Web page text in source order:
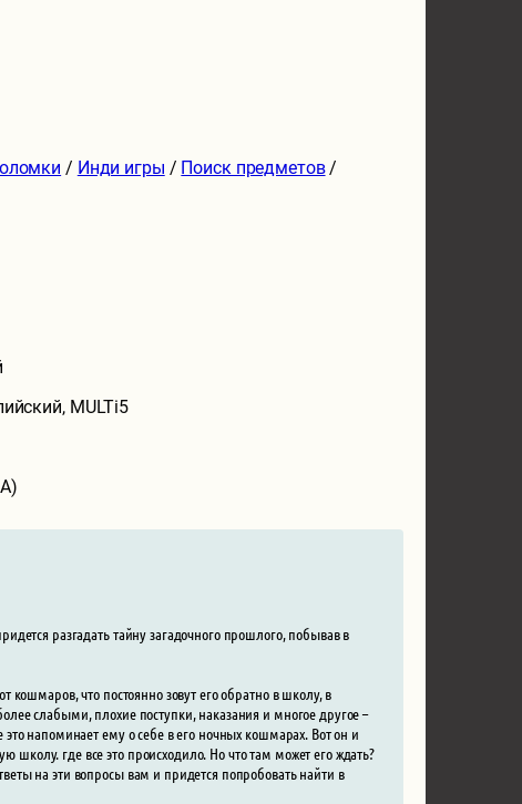
/ Инди игры / Поиск предметов/
MULTi5
разгадать тайну загадочного прошлого, побывав в
кошмаров, что постоянно зовут его обратно в школу, в
слабыми, плохие поступки, наказания и многое другое –
напоминает ему о себе в его ночных кошмарах. Вот он и
где все это происходило. Но что там может его ждать?
на эти вопросы вам и придется попробовать найти в